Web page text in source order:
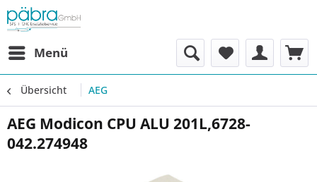
Menü
Übersicht AEG
AEG Modicon CPU ALU 201L,6728-
042.274948